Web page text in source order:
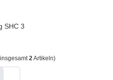
SHC 3
2Artikeln)